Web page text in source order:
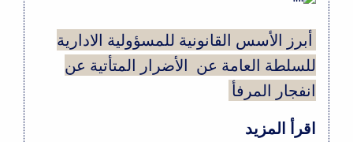
انفجار
المرفأ
أمام
أبرز الأسس القانونية للمسؤولية الادارية
للسلطة العامة عن الأضرار المتأتية عن
انفجار المرفأ
اقرأ المزيد